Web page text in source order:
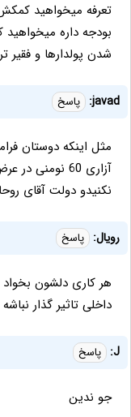
تعرفه ميخواهيد
بودجه داره
شدن پولدارها و
javad: پاسخ
مثل اینکه دوستان
نکنیدو دولت آقای
رویال: پاسخ
هر کاری دلشون
داخلی تاثیر گذار
J: پاسخ
جو ندين